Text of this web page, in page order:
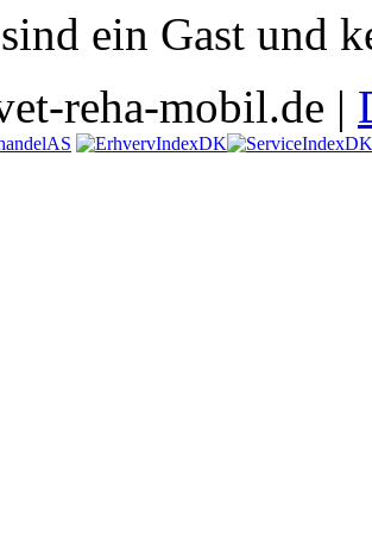
ein Gast und
reha-mobil.de |